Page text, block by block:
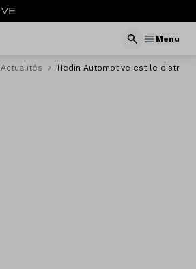
Menu
Actualités Hedin Automotive est le